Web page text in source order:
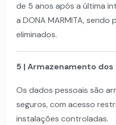
de 5 anos após a última
a DONA MARMITA,
eliminados.
5 | Armazenamento dos
Os dados pessoais são
seguros, com acesso
instalações controladas.